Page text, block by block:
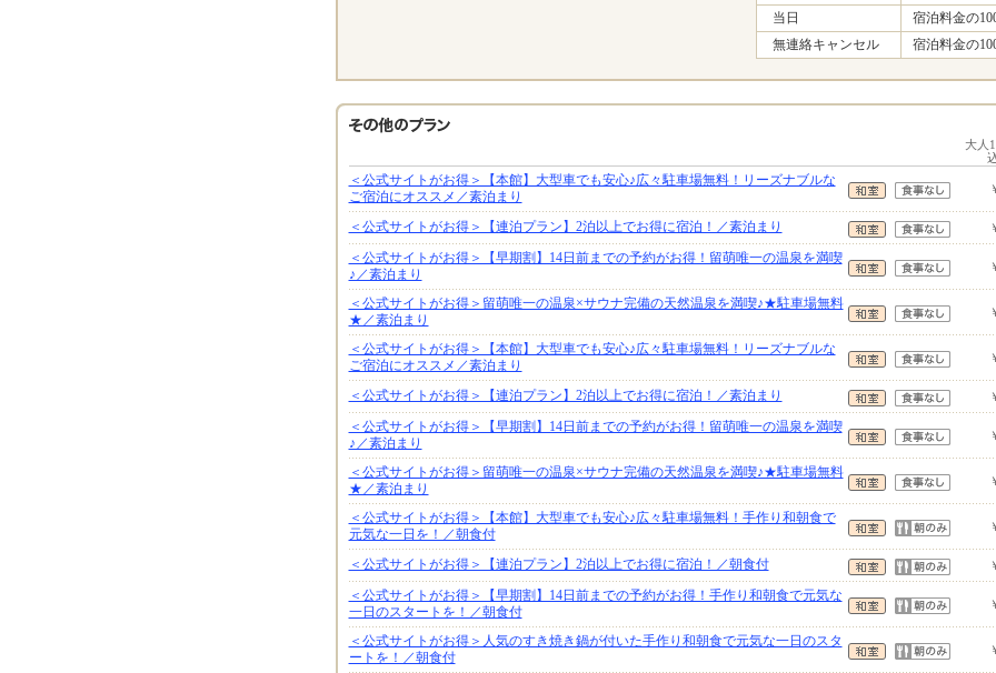
当日
宿泊料金の
無連絡キャンセル
宿泊料金の
大人
＜公式サイトがお得＞【本館】大型車でも安心♪広々駐車場無料！リーズナブルな
ご宿泊にオススメ／素泊まり
＜公式サイトがお得＞【連泊プラン】2泊以上でお得に宿泊！／素泊まり
＜公式サイトがお得＞【早期割】14日前までの予約がお得！留萌唯一の温泉を満喫
♪／素泊まり
＜公式サイトがお得＞留萌唯一の温泉×サウナ完備の天然温泉を満喫♪★駐車場無料
★／素泊まり
＜公式サイトがお得＞【本館】大型車でも安心♪広々駐車場無料！リーズナブルな
ご宿泊にオススメ／素泊まり
＜公式サイトがお得＞【連泊プラン】2泊以上でお得に宿泊！／素泊まり
＜公式サイトがお得＞【早期割】14日前までの予約がお得！留萌唯一の温泉を満喫
♪／素泊まり
＜公式サイトがお得＞留萌唯一の温泉×サウナ完備の天然温泉を満喫♪★駐車場無料
★／素泊まり
＜公式サイトがお得＞【本館】大型車でも安心♪広々駐車場無料！手作り和朝食で
元気な一日を！／朝食付
＜公式サイトがお得＞【連泊プラン】2泊以上でお得に宿泊！／朝食付
＜公式サイトがお得＞【早期割】14日前までの予約がお得！手作り和朝食で元気な
一日のスタートを！／朝食付
＜公式サイトがお得＞人気のすき焼き鍋が付いた手作り和朝食で元気な一日のスタ
ートを！／朝食付